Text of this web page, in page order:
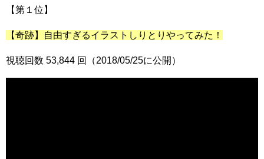
【第１位】
【奇跡】自由すぎるイラストしりとりやってみた！
視聴回数 53,844 回（2018/05/25に公開）